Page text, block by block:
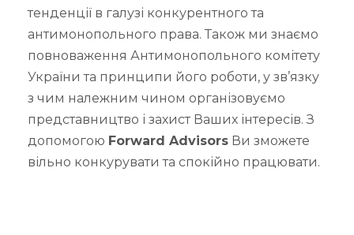
тенденції в галузі конкурентного та
антимонопольного права. Також ми знаємо
повноваження Антимонопольного комітету
України та принципи його роботи, у зв’язку
з чим належним чином організовуємо
представництво і захист Ваших інтересів. З
допомогою Forward Advisors Ви зможете
вільно конкурувати та спокійно працювати.